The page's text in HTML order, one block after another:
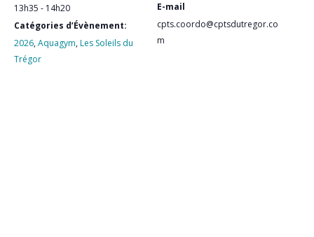
13h35 - 14h20
Catégories d’Évènement:
2026,Aquagym,Les Soleils du
Trégor
E-mail
cpts.coordo@cptsdutregor.co
m